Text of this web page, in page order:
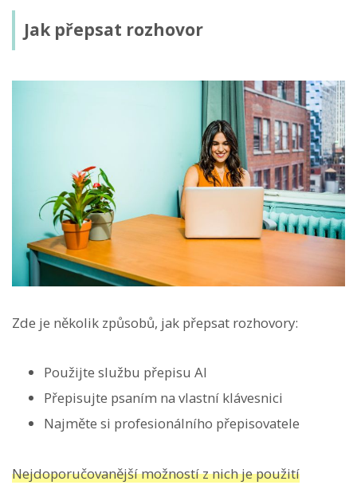
Jak přepsat rozhovor
Zde je několik způsobů, jak přepsat rozhovory:
Použijte službu přepisu AI
Přepisujte psaním na vlastní klávesnici
Najměte si profesionálního přepisovatele
Nejdoporučovanější možností z nich je použití